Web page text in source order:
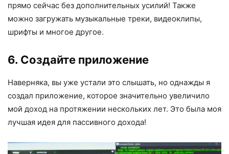
прямо сейчас без дополнительных усилий! Также
можно загружать музыкальные треки, видеоклипы,
шрифты и многое другое.
6. Создайте приложение
Наверняка, вы уже устали это слышать, но однажды я
создал приложение, которое значительно увеличило
мой доход на протяжении нескольких лет. Это была моя
лучшая идея для пассивного дохода!